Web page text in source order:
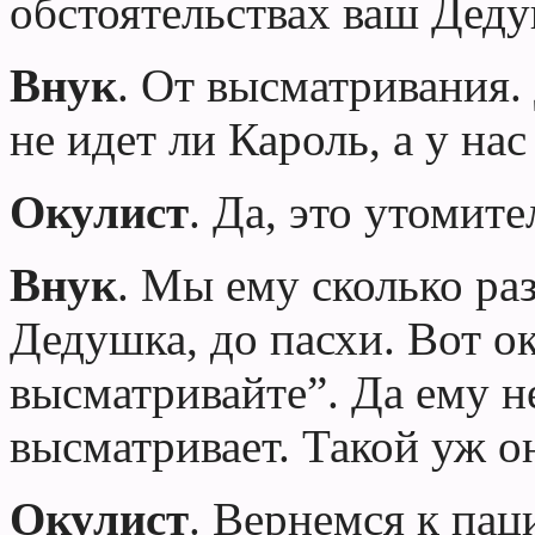
обстоятельствах ваш
Внук. От высматривания.
не идет ли Кароль, а у
Окулист. Да, это
Внук. Мы ему сколько
Дедушка, до пасхи. Вот
высматривайте”. Да ему
высматривает. Такой уж
Окулист. Вернемся к